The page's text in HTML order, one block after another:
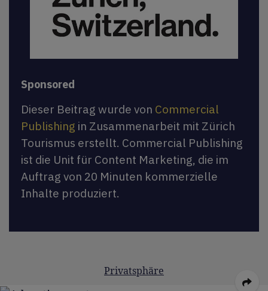
Sponsored
Dieser Beitrag wurde von Commercial
Publishing in Zusammenarbeit mit Zürich
Tourismus erstellt. Commercial Publishing
ist die Unit für Content Marketing, die im
Auftrag von 20 Minuten kommerzielle
Inhalte produziert.
Privatsphäre